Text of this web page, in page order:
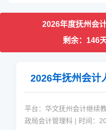
2026年度抚州会
剩余：146
2026年抚州会计
平台：华文抚州会计继续
政局会计管理科 | 时间：